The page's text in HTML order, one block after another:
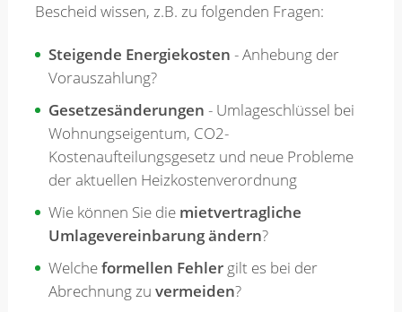
Merkzettel
Newsletter
Bescheid wissen, z.B. zu folgenden Fragen:
Steigende Energiekosten - Anhebung der
Vorauszahlung?
Gesetzesänderungen - Umlageschlüssel bei
Wohnungseigentum, CO2-
Kostenaufteilungsgesetz und neue Probleme
der aktuellen Heizkostenverordnung
Wie können Sie die mietvertragliche
Umlagevereinbarung ändern?
Welcheformellen Fehlergilt es bei der
Abrechnung zu vermeiden?